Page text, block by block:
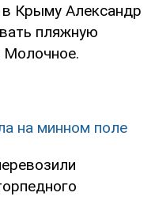
Крыму Александр
пляжную
Молочное.
на минном поле